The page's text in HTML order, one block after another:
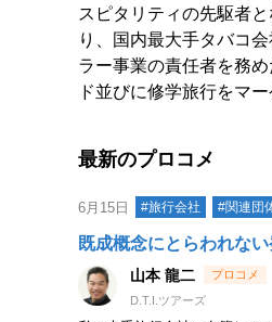
スピタリティの先駆者
り、国内最大手タバコ
ラー事業の責任者を務
ド並びに修学旅行をマ
最新のプロコメ
6月15日 #旅行会社 #関連団
既成概念にとらわれな
山本 龍二
D.T.I.ツアーズ